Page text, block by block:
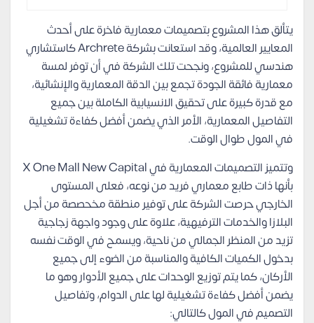
يتألق هذا المشروع بتصميمات معمارية فاخرة على أحدث
المعايير العالمية، وقد استعانت بشركة Archrete كاستشاري
هندسي للمشروع، ونجحت تلك الشركة في أن توفر لمسة
معمارية فائقة الجودة تجمع بين الدقة المعمارية والإنشائية،
مع قدرة كبيرة على تحقيق الانسيابية الكاملة بين جميع
التفاصيل المعمارية، الأمر الذي يضمن أفضل كفاءة تشغيلية
في المول طوال الوقت.
وتتميز التصميمات المعمارية في X One Mall New Capital
بأنها ذات طابع معماري فريد من نوعه، فعلى المستوى
الخارجي حرصت الشركة على توفير منطقة مخحصصة من أجل
البلازا والخدمات الترفيهية، علاوة على وجود واجهة زجاجية
تزيد من المنظر الجمالي من ناحية، ويسمح في الوقت نفسه
بدخول الكميات الكافية والمناسبة من الضوء إلى جميع
الأركان، كما يتم توزيع الوحدات على جميع الأدوار وهو ما
يضمن أفضل كفاءة تشغيلية لها على الدوام، وتفاصيل
التصميم في المول كالتالي: